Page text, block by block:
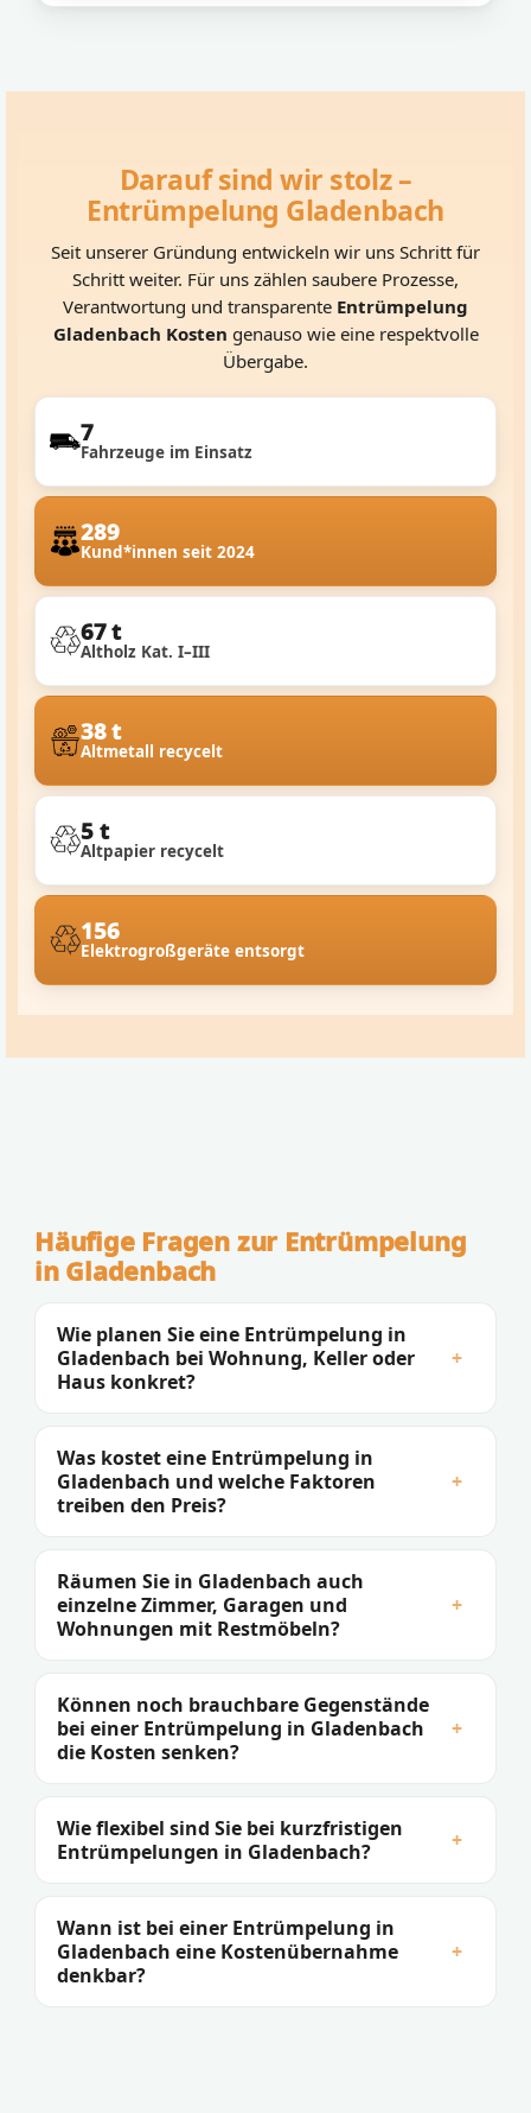
Darauf sind wir stolz –
Entrümpelung Gladenbach
Seit unserer Gründung entwickeln wir uns Schritt für
Schritt weiter. Für uns zählen saubere Prozesse,
Verantwortung und transparente Entrümpelung
Gladenbach Kosten genauso wie eine respektvolle
Übergabe.
7
Fahrzeuge im Einsatz
289
Kund*innen seit 2024
67 t
Altholz Kat. I–III
38 t
Altmetall recycelt
5 t
Altpapier recycelt
156
Elektrogroßgeräte entsorgt
Häufige Fragen zur Entrümpelung
in Gladenbach
Wie planen Sie eine Entrümpelung in
Gladenbach bei Wohnung, Keller oder
Haus konkret?
+
Was kostet eine Entrümpelung in
Gladenbach und welche Faktoren
treiben den Preis?
+
Räumen Sie in Gladenbach auch
einzelne Zimmer, Garagen und
Wohnungen mit Restmöbeln?
+
Können noch brauchbare Gegenstände
bei einer Entrümpelung in Gladenbach
die Kosten senken?
+
Wie flexibel sind Sie bei kurzfristigen
Entrümpelungen in Gladenbach?
+
Wann ist bei einer Entrümpelung in
Gladenbach eine Kostenübernahme
denkbar?
+